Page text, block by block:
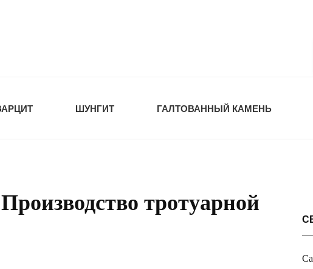
ШУНГИТ ГАЛТОВАННЫЙ КАМЕНЬ
тротуарной